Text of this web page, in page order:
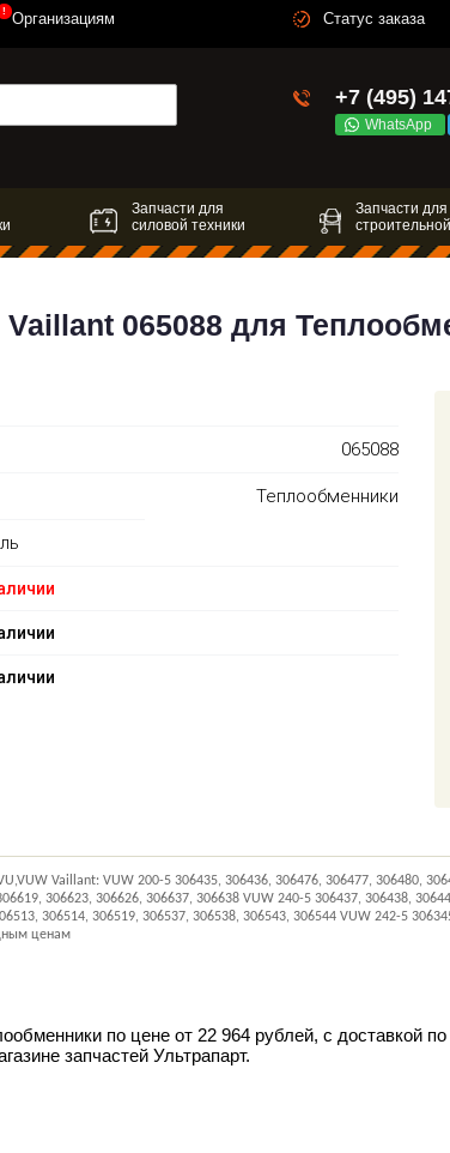
Организациям
! Статус заказа
+7 (495)
WhatsApp
Запчасти для
силовой техники
Запчасти для
065088 для
065088
Теплообменники
Vaillant: VUW 200-5 306435, 306436, 306476, 306477, 306480,
306623, 306626, 306637, 306638 VUW 240-5 306437, 306438,
306514, 306519, 306537, 306538, 306543, 306544 VUW 242-5
ценам
по цене от 22 964 рублей, с доставкой
запчастей Ультрапарт.